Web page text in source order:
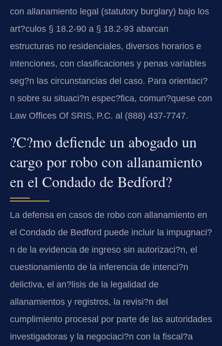
con allanamiento legal (statutory burglary) bajo los
art?culos § 18.2-90 a § 18.2-93 abarcan
estructuras no residenciales, diversos horarios e
intenciones, con clasificaciones y penas variables
seg?n las circunstancias del caso. Para orientaci?
n sobre su situaci?n espec?fica, comun?quese con
Law Offices Of SRIS, P.C. al (888) 437-7747.
?C?mo defiende un abogado un
cargo por robo con allanamiento
en el Condado de Bedford?
La defensa en casos de robo con allanamiento en
el Condado de Bedford puede incluir la impugnaci?
n de la evidencia de ingreso sin autorizaci?n, el
cuestionamiento de la inferencia de intenci?n
delictiva, el an?lisis de la legalidad de
allanamientos y registros, la revisi?n del
cumplimiento procesal por parte de las autoridades
investigadoras y la negociaci?n con la fiscal?a